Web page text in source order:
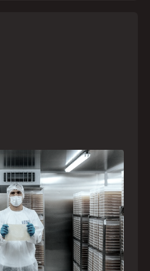
é uma das 13
selecionadas para
maior feira de
FILDA 2026, em Luanda,
para tratamento de
cutânea ao mercado